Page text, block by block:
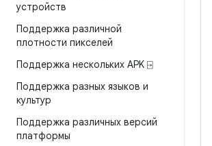
устройств
Поддержка различной
плотности пикселей
Поддержка нескольких APK ⍈
Поддержка разных языков и
культур
Поддержка различных версий
платформы